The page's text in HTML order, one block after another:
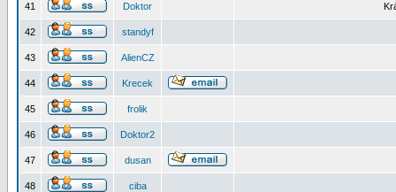
41 Doktor
42 standyf
43 AlienCZ
44 Krecek
45 frolik
46 Doktor2
47 dusan
48 ciba